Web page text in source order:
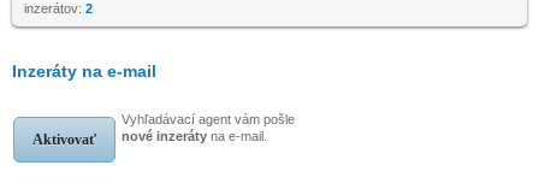
inzerátov: 2
Inzeráty na e-mail
Aktivovať
Vyhľadávací agent vám pošle
nové inzeráty na e-mail.